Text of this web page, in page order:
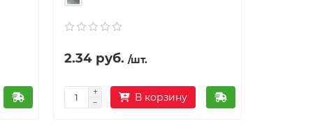
2.34 руб. /шт.
В корзину